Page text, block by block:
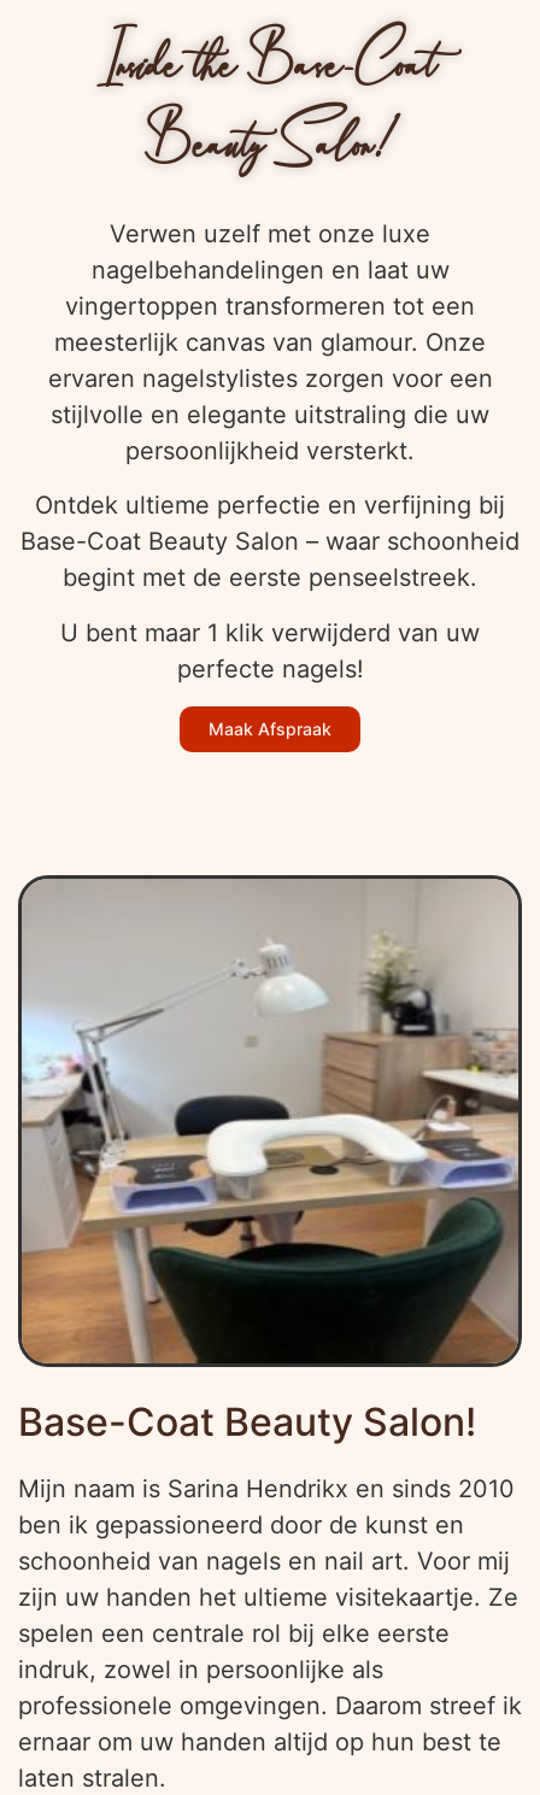
Inside the Base-Coat
Beauty Salon!
Verwen uzelf met onze luxe
nagelbehandelingen en laat uw
vingertoppen transformeren tot een
meesterlijk canvas van glamour. Onze
ervaren nagelstylistes zorgen voor een
stijlvolle en elegante uitstraling die uw
persoonlijkheid versterkt.
Ontdek ultieme perfectie en verfijning bij
Base-Coat Beauty Salon – waar schoonheid
begint met de eerste penseelstreek.
U bent maar 1 klik verwijderd van uw
perfecte nagels!
Maak Afspraak
Base-Coat Beauty Salon!
Mijn naam is Sarina Hendrikx en sinds 2010
ben ik gepassioneerd door de kunst en
schoonheid van nagels en nail art. Voor mij
zijn uw handen het ultieme visitekaartje. Ze
spelen een centrale rol bij elke eerste
indruk, zowel in persoonlijke als
professionele omgevingen. Daarom streef ik
ernaar om uw handen altijd op hun best te
laten stralen.